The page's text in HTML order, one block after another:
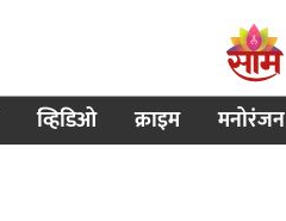
व्हिडिओ क्राइम मनोरंजन